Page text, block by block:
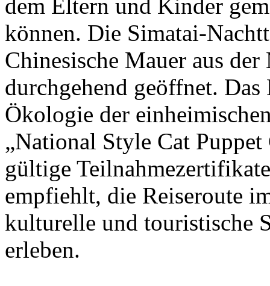
dem Eltern und Kinder
können. Die Simatai-
Chinesische Mauer aus
durchgehend geöffnet.
Ökologie der
„National Style Cat
gültige
empfiehlt, die Reiseroute
kulturelle und touristische
erleben.